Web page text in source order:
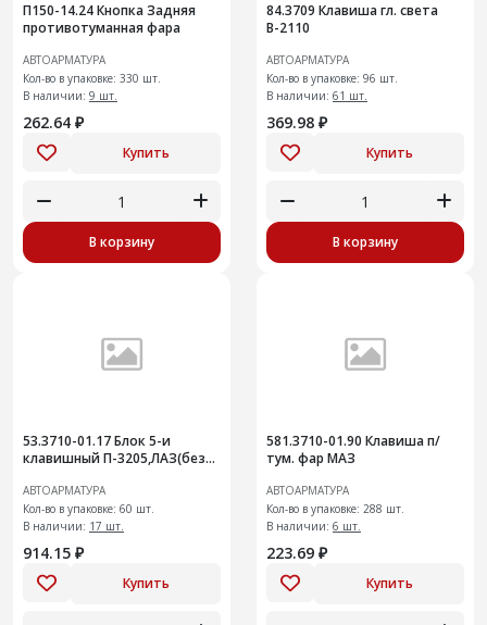
П150-14.24 Кнопка Задняя
противотуманная фара
АВТОАРМАТУРА
Кол-во в упаковке: 330 шт.
В наличии: 9 шт.
262.64 ₽
Купить
В корзину
84.3709 Клавиша гл. света
В-2110
АВТОАРМАТУРА
Кол-во в упаковке: 96 шт.
В наличии: 61 шт.
369.98 ₽
Купить
В корзину
53.3710-01.17 Блок 5-и
клавишный П-3205,ЛАЗ(без
АВТОАРМАТУРА
Кол-во в упаковке: 60 шт.
В наличии: 17 шт.
914.15 ₽
Купить
581.3710-01.90 Клавиша п/
тум. фар МАЗ
АВТОАРМАТУРА
Кол-во в упаковке: 288 шт.
В наличии: 6 шт.
223.69 ₽
Купить